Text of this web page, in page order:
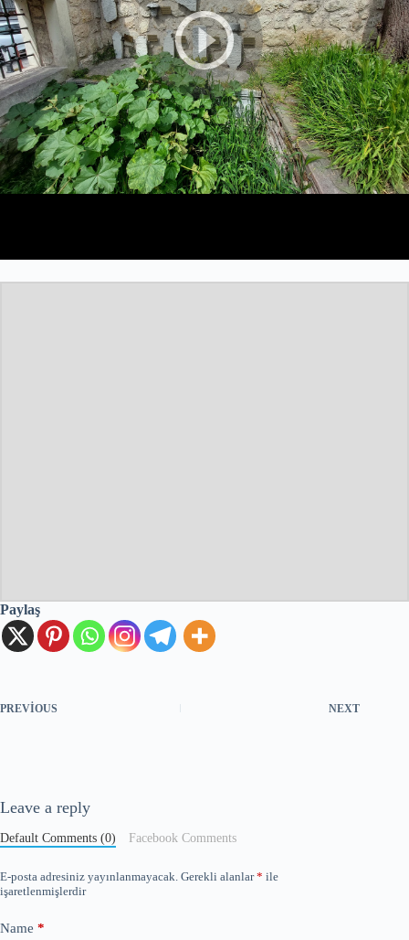
Paylaş
PREVIOUS NEXT
Leave a reply
Default Comments (0) Facebook Comments
E-posta adresiniz yayınlanmayacak. Gerekli alanlar* ile
işaretlenmişlerdir
Name *